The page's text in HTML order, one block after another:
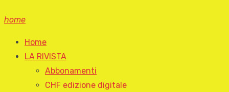
home
Home
LA RIVISTA
Abbonamenti
CHF edizione digitale